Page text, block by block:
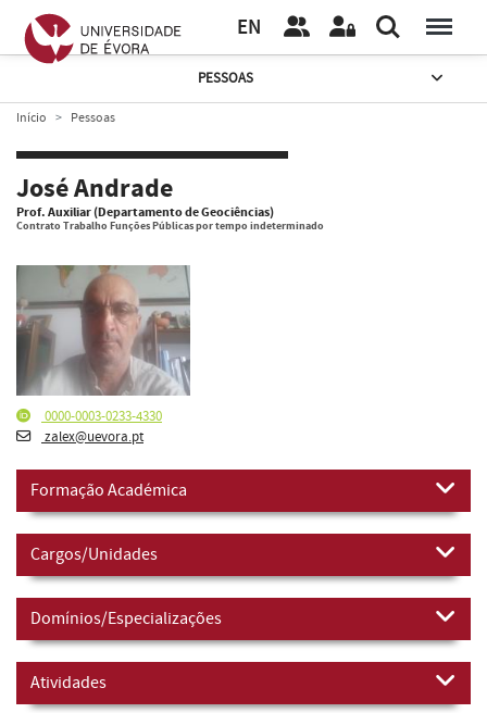
EN
PESSOAS
Início Pessoas
José Andrade
Prof. Auxiliar (Departamento de Geociências)
Contrato Trabalho Funções Públicas por tempo indeterminado
0000-0003-0233-4330
zalex@uevora.pt
Formação Académica
Cargos/Unidades
Domínios/Especializações
Atividades